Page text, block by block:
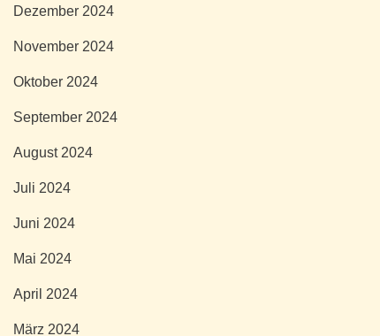
Dezember 2024
November 2024
Oktober 2024
September 2024
August 2024
Juli 2024
Juni 2024
Mai 2024
April 2024
März 2024